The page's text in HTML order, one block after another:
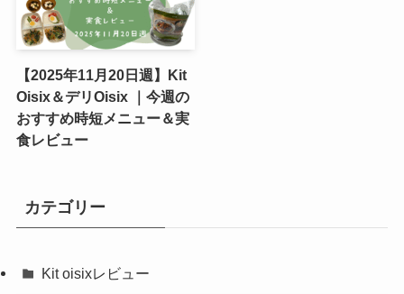
【2025年11月20日週】Kit
Oisix＆デリOisix ｜今週の
おすすめ時短メニュー＆実
食レビュー
カテゴリー
Kit oisixレビュー